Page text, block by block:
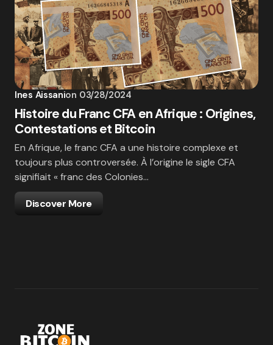
Ines Aissanion 03/28/2024
Histoire du Franc CFA en Afrique : Origines,
Contestations et Bitcoin
En Afrique, le franc CFA a une histoire complexe et
toujours plus controversée. À l’origine le sigle CFA
signifiait « franc des Colonies…
Discover More